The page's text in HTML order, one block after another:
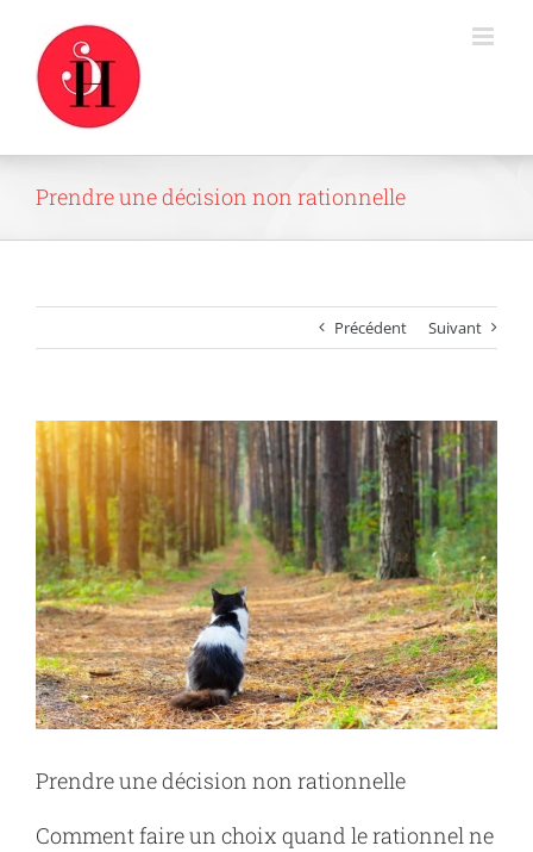
contenu
Prendre une décision non rationnelle
Précédent Suivant
Voir
l'image
agrandie
Prendre une décision non rationnelle
Comment faire un choix quand le rationnel ne